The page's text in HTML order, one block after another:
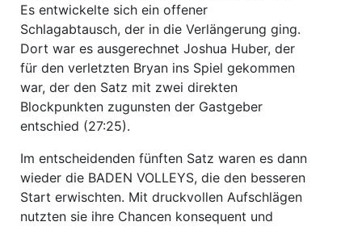
Es entwickelte sich ein offener
Schlagabtausch, der in die Verlängerung ging.
Dort war es ausgerechnet Joshua Huber, der
für den verletzten Bryan ins Spiel gekommen
war, der den Satz mit zwei direkten
Blockpunkten zugunsten der Gastgeber
entschied (27:25).
Im entscheidenden fünften Satz waren es dann
wieder die BADEN VOLLEYS, die den besseren
Start erwischten. Mit druckvollen Aufschlägen
nutzten sie ihre Chancen konsequent und